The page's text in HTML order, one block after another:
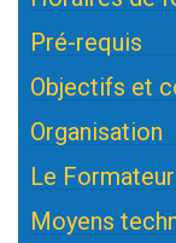
Pré-requis
Objectifs et
Organisation
Le Formateur
Moyens